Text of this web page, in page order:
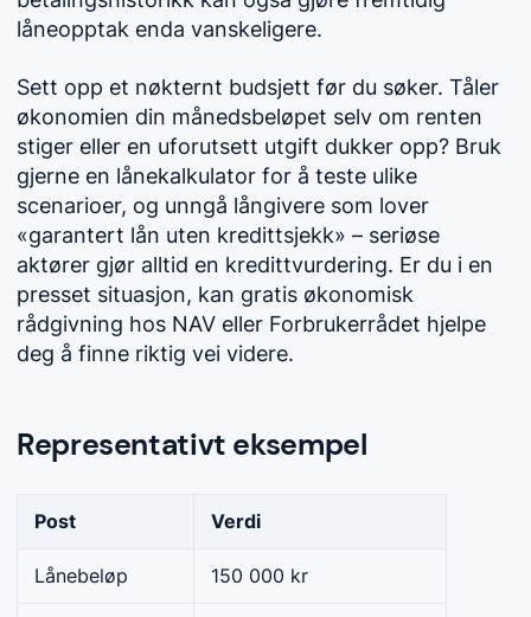
låneopptak enda vanskeligere.
Sett opp et nøkternt budsjett før du søker. Tåler
økonomien din månedsbeløpet selv om renten
stiger eller en uforutsett utgift dukker opp? Bruk
gjerne en lånekalkulator for å teste ulike
scenarioer, og unngå långivere som lover
«garantert lån uten kredittsjekk» – seriøse
aktører gjør alltid en kredittvurdering. Er du i en
presset situasjon, kan gratis økonomisk
rådgivning hos NAV eller Forbrukerrådet hjelpe
deg å finne riktig vei videre.
Representativt eksempel
Post Verdi
Lånebeløp 150 000 kr